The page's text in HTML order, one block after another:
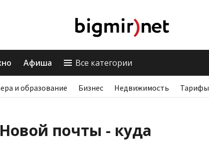
Афиша Все категории
и образование Бизнес Недвижимость Тарифы
почты - куда